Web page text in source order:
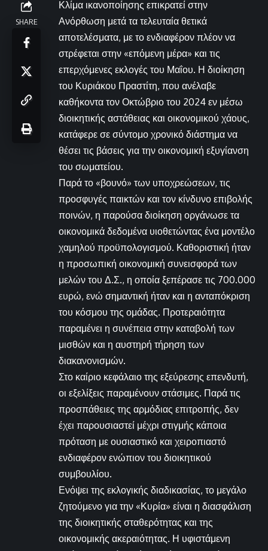
SHARE
Κλίμα ικανοποίησης επικρατεί στην
Ανόρθωση μετά τα τελευταία θετικά
αποτελέσματα, με το ενδιαφέρον πλέον να
στρέφεται στην «επόμενη μέρα» και τις
επερχόμενες εκλογές του Μαΐου. Η διοίκηση
του Κυριάκου Πραστίτη, που ανέλαβε
καθήκοντα τον Οκτώβριο του 2024 εν μέσω
διοικητικής αστάθειας και οικονομικού χάους,
κατάφερε σε σύντομο χρονικό διάστημα να
θέσει τις βάσεις για την οικονομική εξυγίανση
του σωματείου.
Παρά το «βουνό» των υποχρεώσεων, τις
προσφυγές παικτών και τον κίνδυνο επιβολής
ποινών, η παρούσα διοίκηση οργάνωσε τα
οικονομικά δεδομένα υιοθετώντας ένα μοντέλο
χαμηλού προϋπολογισμού. Καθοριστική ήταν
η προσωπική οικονομική συνεισφορά των
μελών του Δ.Σ., η οποία ξεπέρασε τις 700.000
ευρώ, ενώ σημαντική ήταν και η ανταπόκριση
του κόσμου της ομάδας. Προτεραιότητα
παραμένει η συνέπεια στην καταβολή των
μισθών και η αυστηρή τήρηση των
διακανονισμών.
Στο καίριο κεφάλαιο της εξεύρεσης επενδυτή,
οι εξελίξεις παραμένουν στάσιμες. Παρά τις
προσπάθειες της αρμόδιας επιτροπής, δεν
έχει παρουσιαστεί μέχρι στιγμής κάποια
πρόταση με ουσιαστικό και χειροπιαστό
ενδιαφέρον ενώπιον του διοικητικού
συμβουλίου.
Ενόψει της εκλογικής διαδικασίας, το μεγάλο
ζητούμενο για την «Κυρία» είναι η διασφάλιση
της διοικητικής σταθερότητας και της
οικονομικής ακεραιότητας. Η υφιστάμενη